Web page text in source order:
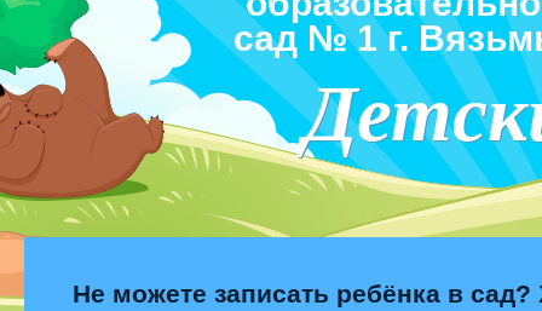
сад № 1 г.
Не можете записать ребёнка в сад?